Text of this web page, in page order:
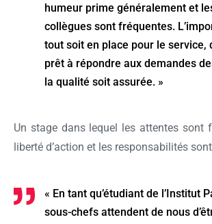
humeur prime généralement et
collègues sont fréquentes.
tout soit en place pour le service,
prêt à répondre aux demandes
la qualité soit assurée. »
Un stage dans lequel les attentes sont
liberté d’action et les responsabilités
« En tant qu’étudiant de l’Institut
sous-chefs attendent de nous